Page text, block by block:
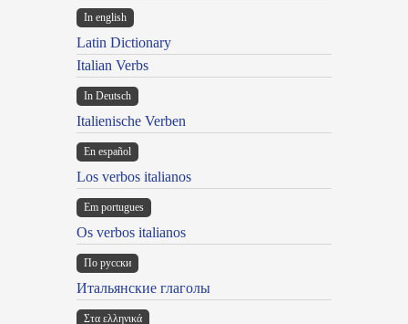
In english
Latin Dictionary
Italian Verbs
In Deutsch
Italienische Verben
En español
Los verbos italianos
Em portugues
Os verbos italianos
По русски
Итальянские глаголы
Στα ελληνικά